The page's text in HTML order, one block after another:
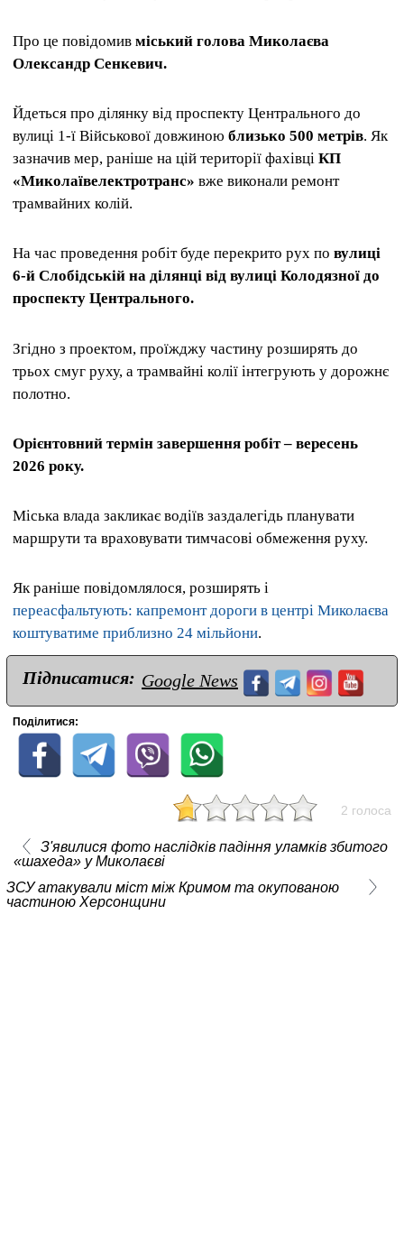
Про це повідомив міський голова Миколаєва
Олександр Сенкевич.
Йдеться про ділянку від проспекту Центрального до
вулиці 1-ї Військової довжиною близько 500 метрів. Як
зазначив мер, раніше на цій території фахівці КП
«Миколаївелектротранс» вже виконали ремонт
трамвайних колій.
На час проведення робіт буде перекрито рух по вулиці
6-й Слобідській на ділянці від вулиці Колодязної до
проспекту Центрального.
Згідно з проектом, проїжджу частину розширять до
трьох смуг руху, а трамвайні колії інтегрують у дорожнє
полотно.
Орієнтовний термін завершення робіт – вересень
2026 року.
Міська влада закликає водіїв заздалегідь планувати
маршрути та враховувати тимчасові обмеження руху.
Як раніше повідомлялося, розширять і
переасфальтують: капремонт дороги в центрі Миколаєва
коштуватиме приблизно 24 мільйони.
Підписатися: Google News
Поділитися:
2 голоса
З'явилися фото наслідків падіння уламків збитого
«шахеда» у Миколаєві
ЗСУ атакували міст між Кримом та окупованою
частиною Херсонщини